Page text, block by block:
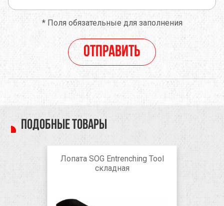
*Поля обязательные для заполнения
Отправить
Подобные товары
Лопата SOG Entrenching Tool
складная